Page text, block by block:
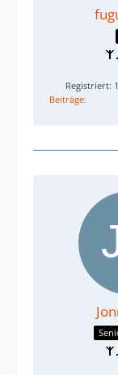
Registriert:
Beiträge